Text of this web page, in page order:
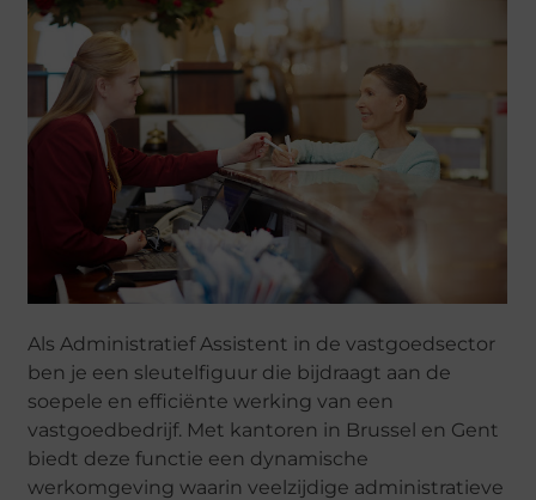
Als Administratief Assistent in de vastgoedsector
ben je een sleutelfiguur die bijdraagt aan de
soepele en efficiënte werking van een
vastgoedbedrijf. Met kantoren in Brussel en Gent
biedt deze functie een dynamische
werkomgeving waarin veelzijdige administratieve